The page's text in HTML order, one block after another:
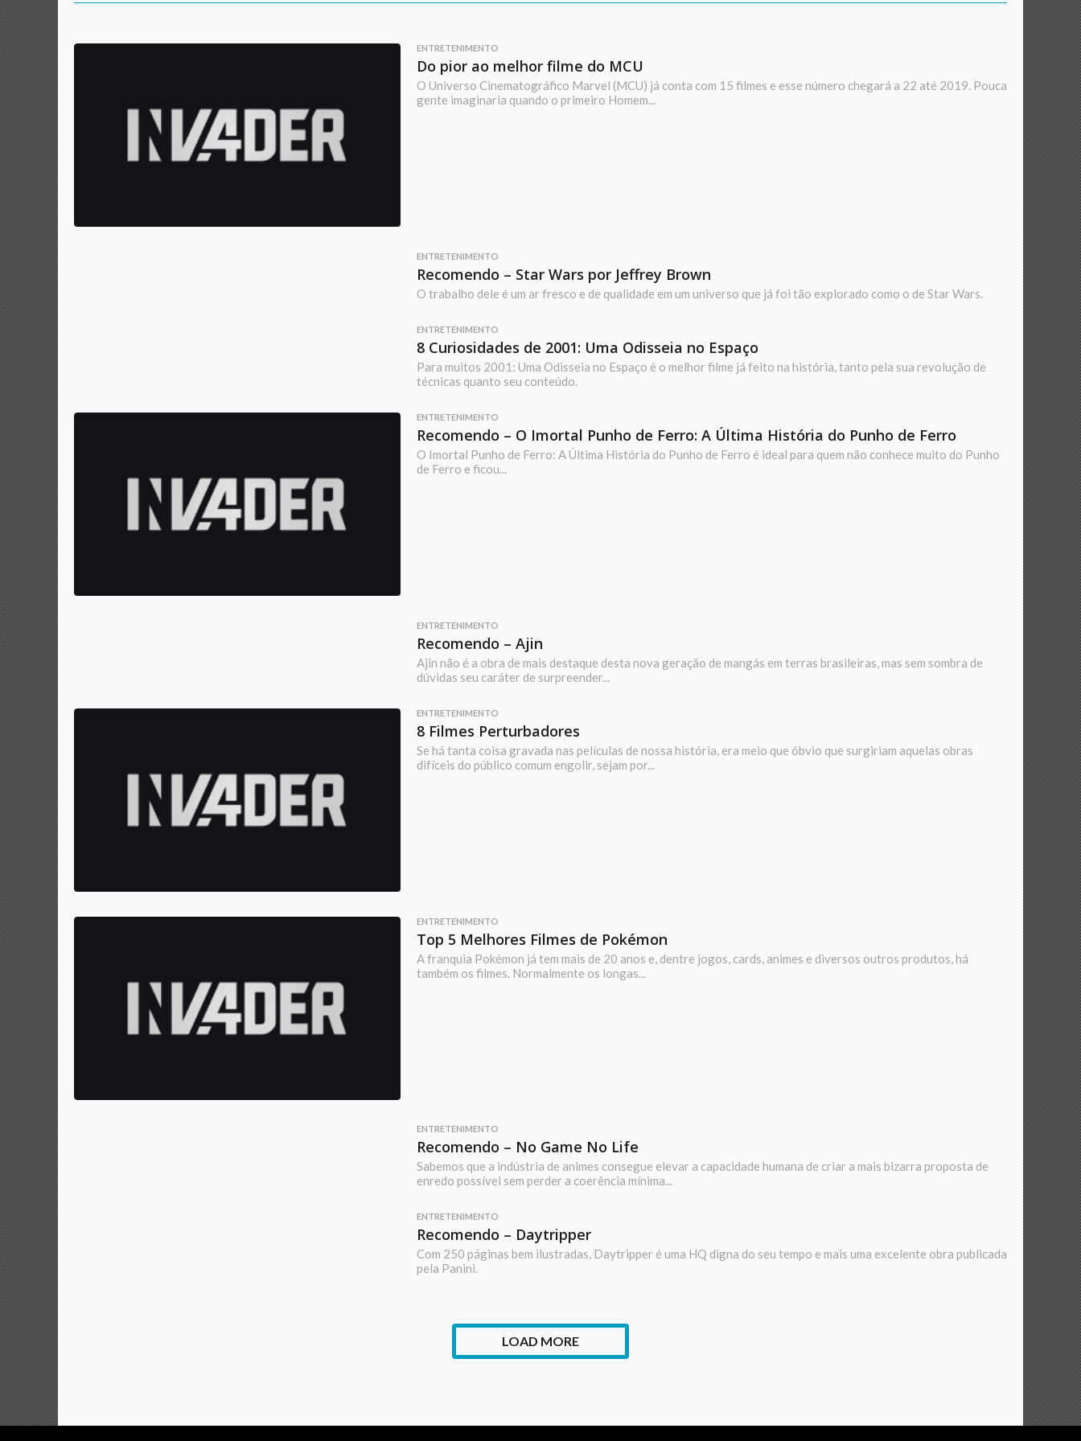
ENTRETENIMENTO
Do pior ao melhor filme do MCU
O Universo Cinematográfico Marvel (MCU) já conta com 15 filmes e esse número chegará a 22 até 2019. Pouca
gente imaginaria quando o primeiro Homem...
ENTRETENIMENTO
Recomendo – Star Wars por Jeffrey Brown
O trabalho dele é um ar fresco e de qualidade em um universo que já foi tão explorado como o de Star Wars.
ENTRETENIMENTO
8 Curiosidades de 2001: Uma Odisseia no Espaço
Para muitos 2001: Uma Odisseia no Espaço é o melhor filme já feito na história, tanto pela sua revolução de
técnicas quanto seu conteúdo.
ENTRETENIMENTO
Recomendo – O Imortal Punho de Ferro: A Última História do Punho de Ferro
O Imortal Punho de Ferro: A Última História do Punho de Ferro é ideal para quem não conhece muito do Punho
de Ferro e ficou...
ENTRETENIMENTO
Recomendo – Ajin
Ajin não é a obra de mais destaque desta nova geração de mangás em terras brasileiras, mas sem sombra de
dúvidas seu caráter de surpreender...
ENTRETENIMENTO
8 Filmes Perturbadores
Se há tanta coisa gravada nas películas de nossa história, era meio que óbvio que surgiriam aquelas obras
difíceis do público comum engolir, sejam por...
ENTRETENIMENTO
Top 5 Melhores Filmes de Pokémon
A franquia Pokémon já tem mais de 20 anos e, dentre jogos, cards, animes e diversos outros produtos, há
também os filmes. Normalmente os longas...
ENTRETENIMENTO
Recomendo – No Game No Life
Sabemos que a indústria de animes consegue elevar a capacidade humana de criar a mais bizarra proposta de
enredo possível sem perder a coerência mínima...
ENTRETENIMENTO
Recomendo – Daytripper
Com 250 páginas bem ilustradas, Daytripper é uma HQ digna do seu tempo e mais uma excelente obra publicada
pela Panini.
LOAD MORE